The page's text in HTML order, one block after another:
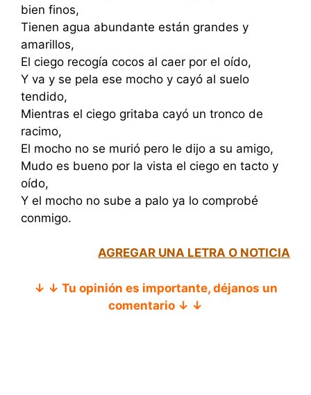
bien finos,
Tienen agua abundante están grandes y
amarillos,
El ciego recogía cocos al caer por el oído,
Y va y se pela ese mocho y cayó al suelo
tendido,
Mientras el ciego gritaba cayó un tronco de
racimo,
El mocho no se murió pero le dijo a su amigo,
Mudo es bueno por la vista el ciego en tacto y
oído,
Y el mocho no sube a palo ya lo comprobé
conmigo.
AGREGAR UNA LETRA O NOTICIA
↓ ↓ Tu opinión es importante, déjanos un
comentario ↓ ↓